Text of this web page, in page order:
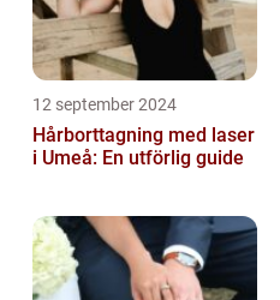
12 september 2024
Hårborttagning med laser
i Umeå: En utförlig guide